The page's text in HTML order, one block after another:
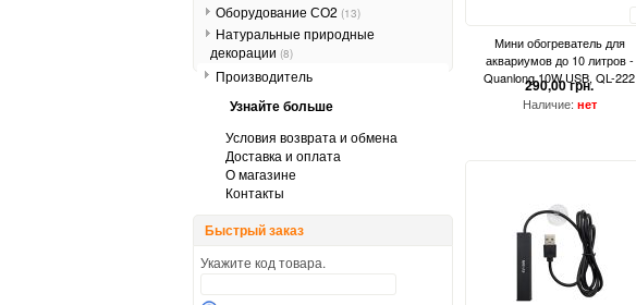
Мини обогреватель для
аквариумов до 10 литров -
Quanlong 10W USB, QL-222
290,00 грн.
Наличие: нет
Оборудование СО2 (13)
Натуральные природные
декорации (8)
Производитель
Узнайте больше
Условия возврата и обмена
Доставка и оплата
О магазине
Контакты
Быстрый заказ
Укажите код товара.